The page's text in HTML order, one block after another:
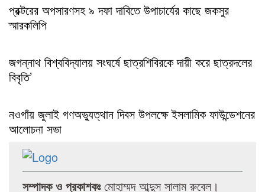
প্রক্টরের অপসারণসহ ৯ দফা দাবিতে উপাচার্যের কাছে জকসুর
স্মারকলিপি
জগন্নাথ বিশ্ববিদ্যালয় সংঘর্ষে ছাত্রশিবিরকে দায়ী করে ছাত্রদলের
বিবৃতি’
নওগাঁয় জুলাই গণঅভ্যুত্থান দিবস উপলক্ষে ইসলামিক ফাউন্ডেশনের
আলোচনা সভা
সম্পাদক ও প্রকাশকঃমোহাম্মদ আব্দুস সালাম রুবেল।